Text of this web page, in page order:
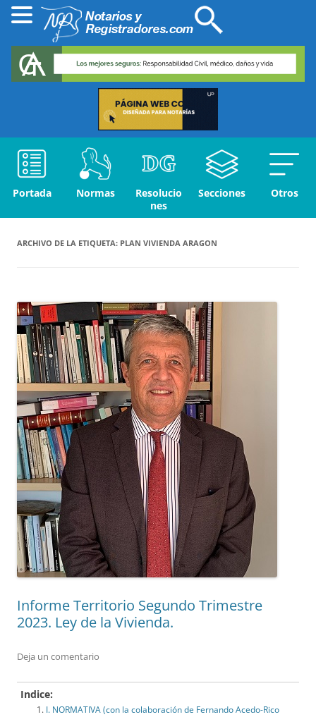
Portada Normas
Resolucio
nes
Secciones Otros
ARCHIVO DE LA ETIQUETA: PLAN VIVIENDA ARAGON
Informe Territorio Segundo Trimestre
2023. Ley de la Vivienda.
Deja un comentario
Indice:
I. NORMATIVA (con la colaboración de Fernando Acedo-Rico